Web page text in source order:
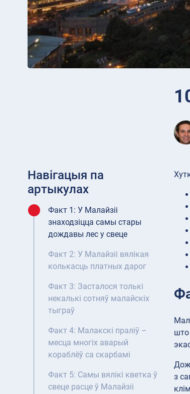
Навігацыя па
артыкулах
Факт 1: У Малайзіі
знаходзіцца самы стары
дождавы лес у свеце
Факт 2: У Малайзіі вялікая
колькасць платных дарог
Факт 3: Засталося толькі
некалькі сотняў малайскіх
тыграў
Факт 4: Малакскі праліў –
месца многіх аварый
кораблёў са скарбамі
Факт 5: Самы вялікі кветка ў
свеце расце ў Малайзіі
што
з